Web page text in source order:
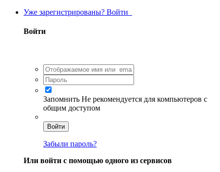
Уже зарегистрированы? Войти
Войти
Запомнить Не рекомендуется для компьютеров с
общим доступом
Войти
Забыли пароль?
Или войти с помощью одного из сервисов